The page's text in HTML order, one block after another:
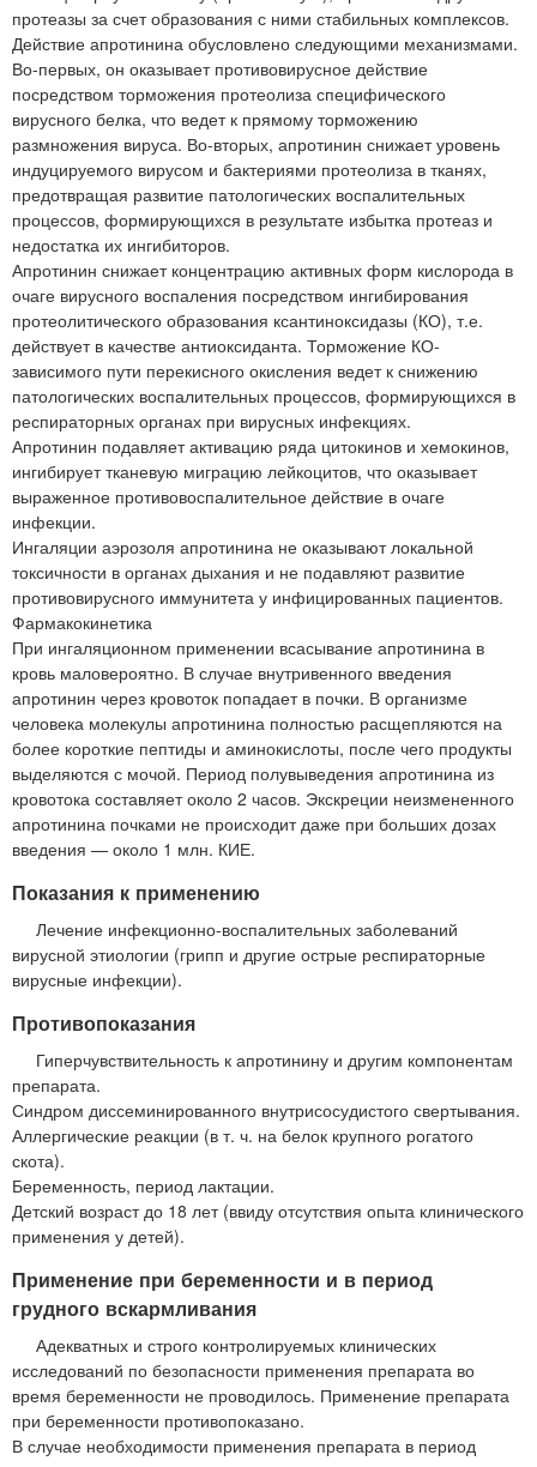
протеазы за счет образования с ними стабильных комплексов.
Действие апротинина обусловлено следующими механизмами.
Во-первых, он оказывает противовирусное действие
посредством торможения протеолиза специфического
вирусного белка, что ведет к прямому торможению
размножения вируса. Во-вторых, апротинин снижает уровень
индуцируемого вирусом и бактериями протеолиза в тканях,
предотвращая развитие патологических воспалительных
процессов, формирующихся в результате избытка протеаз и
недостатка их ингибиторов.
Апротинин снижает концентрацию активных форм кислорода в
очаге вирусного воспаления посредством ингибирования
протеолитического образования ксантиноксидазы (КО), т.е.
действует в качестве антиоксиданта. Торможение КО-
зависимого пути перекисного окисления ведет к снижению
патологических воспалительных процессов, формирующихся в
респираторных органах при вирусных инфекциях.
Апротинин подавляет активацию ряда цитокинов и хемокинов,
ингибирует тканевую миграцию лейкоцитов, что оказывает
выраженное противовоспалительное действие в очаге
инфекции.
Ингаляции аэрозоля апротинина не оказывают локальной
токсичности в органах дыхания и не подавляют развитие
противовирусного иммунитета у инфицированных пациентов.
Фармакокинетика
При ингаляционном применении всасывание апротинина в
кровь маловероятно. В случае внутривенного введения
апротинин через кровоток попадает в почки. В организме
человека молекулы апротинина полностью расщепляются на
более короткие пептиды и аминокислоты, после чего продукты
выделяются с мочой. Период полувыведения апротинина из
кровотока составляет около 2 часов. Экскреции неизмененного
апротинина почками не происходит даже при больших дозах
введения — около 1 млн. КИЕ.
Показания к применению
Лечение инфекционно-воспалительных заболеваний
вирусной этиологии (грипп и другие острые респираторные
вирусные инфекции).
Противопоказания
Гиперчувствительность к апротинину и другим компонентам
препарата.
Синдром диссеминированного внутрисосудистого свертывания.
Аллергические реакции (в т. ч. на белок крупного рогатого
скота).
Беременность, период лактации.
Детский возраст до 18 лет (ввиду отсутствия опыта клинического
применения у детей).
Применение при беременности и в период
грудного вскармливания
Адекватных и строго контролируемых клинических
исследований по безопасности применения препарата во
время беременности не проводилось. Применение препарата
при беременности противопоказано.
В случае необходимости применения препарата в период